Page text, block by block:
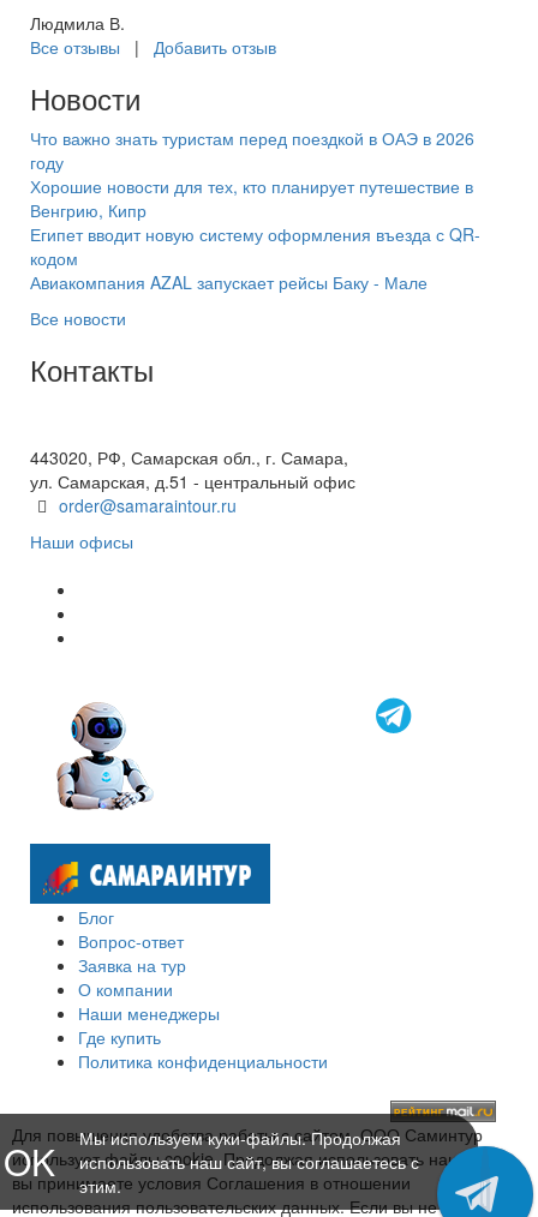
Людмила В.
Все отзывы | Добавить отзыв
Новости
Что важно знать туристам перед поездкой в ОАЭ в 2026
году
Хорошие новости для тех, кто планирует путешествие в
Венгрию, Кипр
Египет вводит новую систему оформления въезда с QR-
кодом
Авиакомпания AZAL запускает рейсы Баку - Мале
Все новости
Контакты
443020, РФ, Самарская обл., г. Самара,
ул. Самарская, д.51 - центральный офис
order@samaraintour.ru
Наши офисы
Блог
Вопрос-ответ
Заявка на тур
О компании
Наши менеджеры
Где купить
Политика конфиденциальности
Для повышения удобства работы с сайтом, ООО Саминтур
использует файлы cookie. Продолжая использовать наш сайт,
вы принимаете условия Соглашения в отношении
использования пользовательских данных. Если вы не хотите,
OK
Мы используем куки-файлы. Продолжая
использовать наш сайт, вы соглашаетесь с
этим.